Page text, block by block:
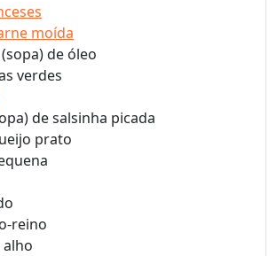
moída
de óleo
verdes
de salsinha picada
prato
reino
alho